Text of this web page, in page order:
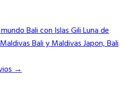
mundoBali con Islas GiliLuna de
Bali y MaldivasJapon, Bali
→